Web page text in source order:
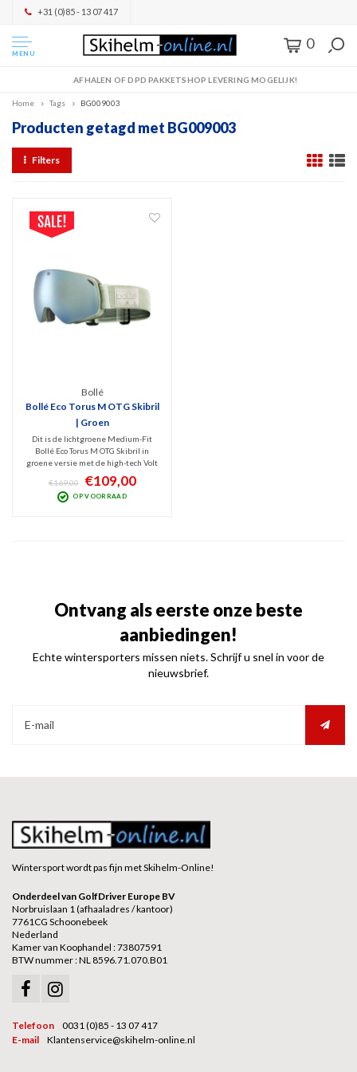
+31 (0)85 - 13 07 417
MENU
0
AFHALEN OF DPD PAKKETSHOP LEVERING MOGELIJK!
Home Tags BG009003
Producten getagd met BG009003
Filters
Bollé
Bollé Eco Torus M OTG Skibril
| Groen
Dit is de lichtgroene Medium-Fit
Bollé Eco Torus M OTG Skibril in
groene versie met de high-tech Volt
lenstechniek. De cat. 3 lens
beschermt tegen UV / IR en geeft
optimaal zicht bij licht zonnig tot
€169,00 €109,00
OP VOORRAAD
Ontvang als eerste onze beste
aanbiedingen!
Echte wintersporters missen niets. Schrijf u snel in voor de
nieuwsbrief.
Wintersport wordt pas fijn met Skihelm-Online!
Onderdeel van GolfDriver Europe BV
Norbruislaan 1 (afhaaladres / kantoor)
7761CG Schoonebeek
Nederland
Kamer van Koophandel : 73807591
BTW nummer : NL 8596.71.070.B01
Telefoon
0031 (0)85 - 13 07 417
E-mail
Klantenservice@skihelm-online.nl